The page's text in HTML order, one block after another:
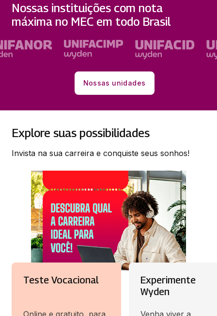
Nossas instituições com nota
máxima no MEC em todo Brasil
Nossas unidades
Explore suas possibilidades
Invista na sua carreira e conquiste seus sonhos!
Teste Vocacional
Online e gratuito, para
Experimente
Wyden
Venha viver a